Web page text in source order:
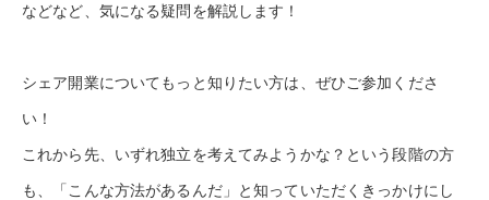
などなど、気になる疑問を解説します！
シェア開業についてもっと知りたい方は、ぜひご参加くださ
い！
これから先、いずれ独立を考えてみようかな？という段階の方
も、「こんな方法があるんだ」と知っていただくきっかけにし